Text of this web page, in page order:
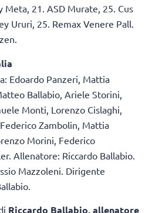
Meta, 21. ASD Murate, 25. Cus
Ururi, 25. Remax Venere Pall.
Edoardo Panzeri, Mattia
Ballabio, Ariele Storini,
Monti, Lorenzo Cislaghi,
Zambolin, Mattia
Morini, Federico
Allenatore: Riccardo Ballabio.
Mazzoleni. Dirigente
Riccardo Ballabio, allenatore